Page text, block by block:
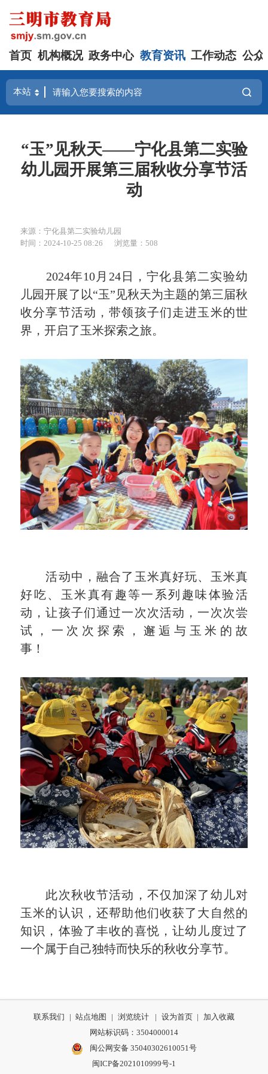
首页 机构概况 政务中心 教育资讯 工作动态 公众
“玉”见秋天——宁化县第二实验
幼儿园开展第三届秋收分享节活
动
来源：宁化县第二实验幼儿园
时间：2024-10-25 08:26
浏览量：508
2024年10月24日，宁化县第二实验幼
儿园开展了以“玉”见秋天为主题的第三届秋
收分享节活动，带领孩子们走进玉米的世
界，开启了玉米探索之旅。
活动中，融合了玉米真好玩、玉米真
好吃、玉米真有趣等一系列趣味体验活
动，让孩子们通过一次次活动，一次次尝
试，一次次探索，邂逅与玉米的故
事！
此次秋收节活动，不仅加深了幼儿对
玉米的认识，还帮助他们收获了大自然的
知识，体验了丰收的喜悦，让幼儿度过了
一个属于自己独特而快乐的秋收分享节。
联系我们 | 站点地图 | 浏览统计 | 设为首页 |
加入收藏
网站标识码：3504000014
闽公网安备 35040302610051号
闽ICP备2021010999号-1